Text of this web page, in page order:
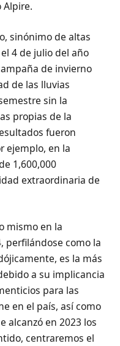
Alpire.
sinónimo de altas
4 de julio del año
de invierno
de las lluvias
sin la
propias de la
fueron
ejemplo, en la
1,600,000
extraordinaria de
mismo en la
perfilándose como la
es la más
a su implicancia
para las
en el país, así como
alcanzó en 2023 los
centraremos el